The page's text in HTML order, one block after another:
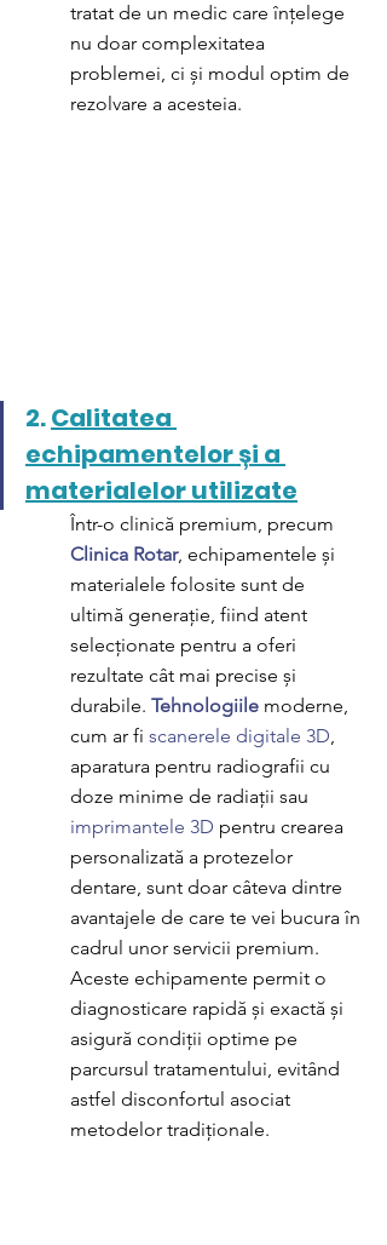
tratat de un medic care înțelege
nu doar complexitatea
problemei, ci și modul optim de
rezolvare a acesteia.
2. Calitatea
echipamentelor și a
materialelor utilizate
Într-o clinică premium, precum
Clinica Rotar, echipamentele și
materialele folosite sunt de
ultimă generație, fiind atent
selecționate pentru a oferi
rezultate cât mai precise și
durabile. Tehnologiile moderne,
cum ar fi scanerele digitale 3D,
aparatura pentru radiografii cu
doze minime de radiații sau
imprimantele 3D pentru crearea
personalizată a protezelor
dentare, sunt doar câteva dintre
avantajele de care te vei bucura în
cadrul unor servicii premium.
Aceste echipamente permit o
diagnosticare rapidă și exactă și
asigură condiții optime pe
parcursul tratamentului, evitând
astfel disconfortul asociat
metodelor tradiționale.